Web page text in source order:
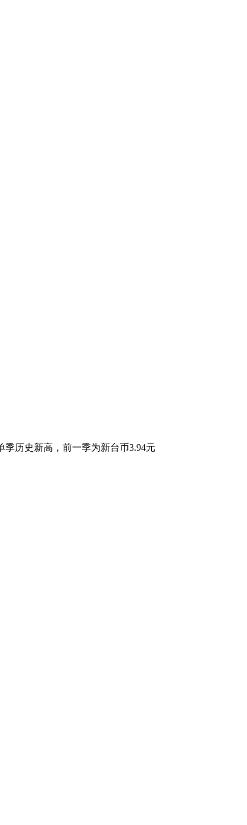
历史新高，前一季为新台币3.94元